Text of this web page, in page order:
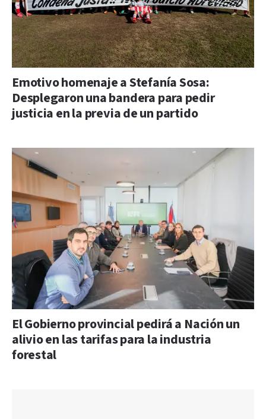
Emotivo homenaje a Stefanía Sosa:
Desplegaron una bandera para pedir
justicia en la previa de un partido
El Gobierno provincial pedirá a Nación un
alivio en las tarifas para la industria
forestal